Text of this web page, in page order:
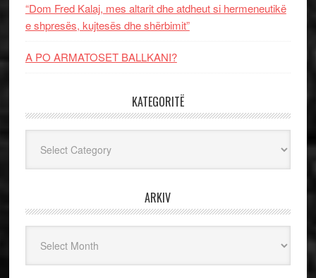
“Dom Fred Kalaj, mes altarit dhe atdheut si hermeneutikë
e shpresës, kujtesës dhe shërbimit”
A PO ARMATOSET BALLKANI?
KATEGORITË
ARKIV